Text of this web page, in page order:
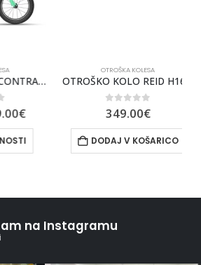
OTROŠKO KOLO CONTRAIL 160 25 SCOTT
€
OTROŠKA KOLESA
OTROŠKO KOLO REID H16 – MODRO
out of 5
349.00€
DODAJ V KOŠARICO
na Instagramu